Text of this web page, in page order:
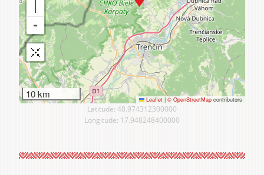
10 km Leaflet | © OpenStreetMap contributors
Latitude: 48.974312300000
Longitude: 17.948248400000